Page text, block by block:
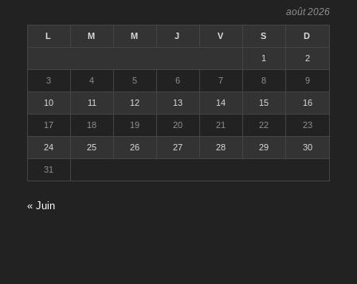
août 2026
L M M J V S D
1 2
3 4 5 6 7 8 9
10 11 12 13 14 15 16
17 18 19 20 21 22 23
24 25 26 27 28 29 30
31
« Juin